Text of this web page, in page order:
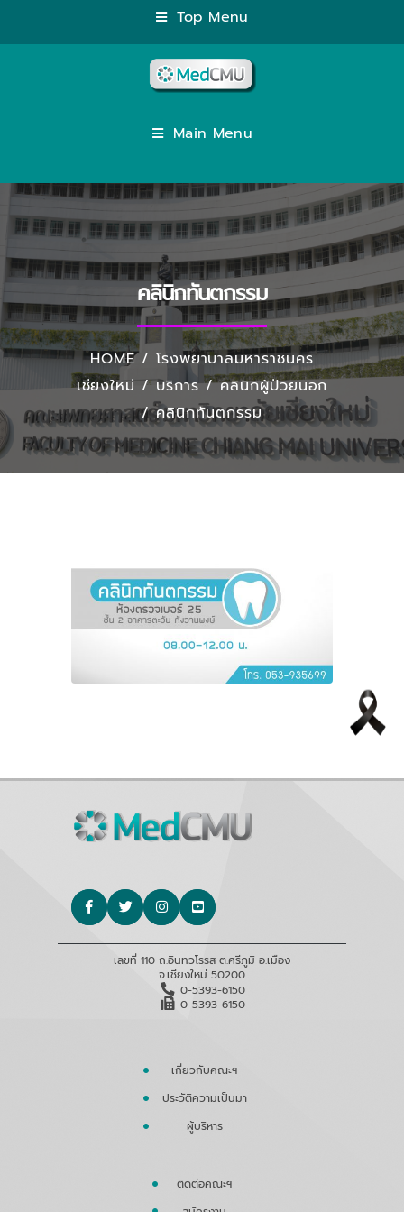
Top Menu
Main Menu
คลินิกทันตกรรม
HOME/ โรงพยาบาลมหาราชนคร
เชียงใหม่ / บริการ/คลินิกผู้ป่วยนอก
/คลินิกทันตกรรม
เลขที่ 110 ถ.อินทวโรรส ต.ศรีภูมิ อ.เมือง
จ.เชียงใหม่ 50200
0-5393-6150
0-5393-6150
เกี่ยวกับคณะฯ
ประวัติความเป็นมา
ผู้บริหาร
ติดต่อคณะฯ